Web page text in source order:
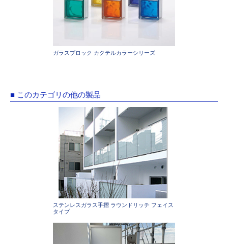
ガラスブロック カクテルカラーシリーズ
■ このカテゴリの他の製品
ステンレスガラス手摺 ラウンドリッチ フェイス
タイプ